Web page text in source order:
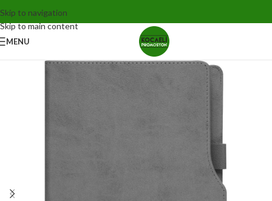
Skip to navigation
Skip to main content
MENU